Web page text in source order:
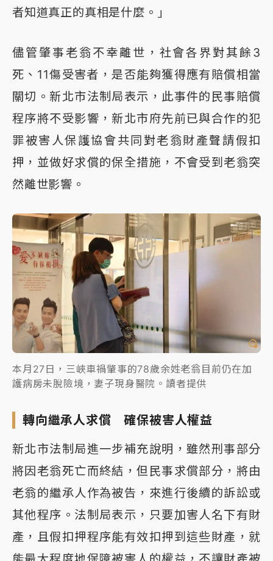
者知道真正的真相是什麼。」
儘管肇事老翁不幸離世，社會各界對其餘3
死、11傷受害者，是否能夠獲得應有賠償相當
關切。新北市法制局表示，此事件的民事賠償
程序將不受影響，新北市府先前已與合作的犯
罪被害人保護協會共同對老翁財產聲請假扣
押，並做好求償的保全措施，不會受到老翁突
然離世影響。
本月27日，三峽車禍肇事的78歲余姓老翁目前仍在加
護病房未脫險境，妻子現身醫院。讀者提供
轉向繼承人求償 確保被害人權益
新北市法制局進一步補充說明，雖然刑事部分
將因老翁死亡而終結，但民事求償部分，將由
老翁的繼承人作為被告，來進行後續的訴訟或
其他程序。法制局表示，只要加害人名下有財
產，且假扣押程序能有效扣押到這些財產，就